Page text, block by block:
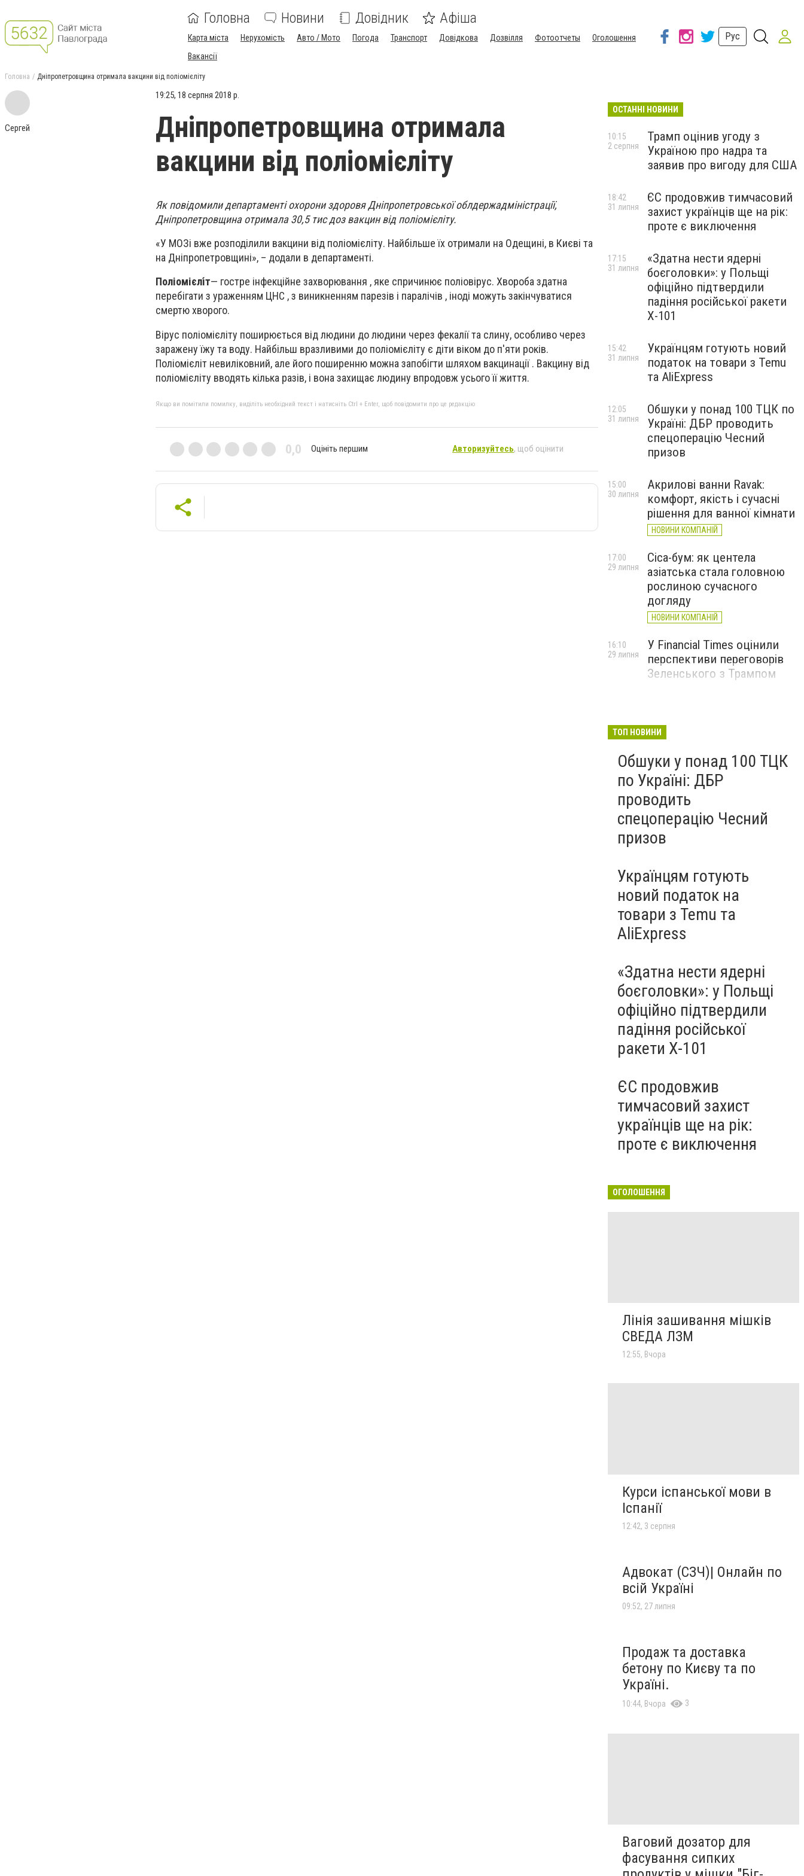
Головна Новини Довідник Афіша
Карта міста Нерухомість Авто / Мото Погода Транспорт Довідкова Дозвілля Фотоотчеты
Оголошення
Вакансії
Рус
Головна Дніпропетровщина отримала вакцини від поліомієліту
Сергей
19:25, 18 серпня 2018 р.
Дніпропетровщина отримала
вакцини від поліомієліту
Як повідомили департаменті охорони здоровя Дніпропетровської облдержадміністрації,
Дніпропетровщина отримала 30,5 тис доз вакцин від поліомієліту.
«У МОЗі вже розподілили вакцини від поліомієліту. Найбільше їх отримали на Одещині, в Києві та
на Дніпропетровщині», – додали в департаменті.
Поліомієлі́т— гостре інфекційне захворювання , яке спричинює поліовірус. Хвороба здатна
перебігати з ураженням ЦНС , з виникненням парезів і паралічів , іноді можуть закінчуватися
смертю хворого.
Вірус поліомієліту поширюється від людини до людини через фекалії та слину, особливо через
заражену їжу та воду. Найбільш вразливими до поліомієліту є діти віком до п'яти років.
Поліомієліт невиліковний, але його поширенню можна запобігти шляхом вакцинації . Вакцину від
поліомієліту вводять кілька разів, і вона захищає людину впродовж усього її життя.
Якщо ви помітили помилку, виділіть необхідний текст і натисніть Ctrl + Enter, щоб повідомити про це редакцію
0,0 Оцініть першим Авторизуйтесь, щоб оцінити
ОСТАННІ НОВИНИ
Трамп оцінив угоду з
Україною про надра та
заявив про вигоду для США
10:15
2 серпня
ЄС продовжив тимчасовий
захист українців ще на рік:
проте є виключення
18:42
31 липня
«Здатна нести ядерні
боєголовки»: у Польщі
офіційно підтвердили
падіння російської ракети
Х-101
17:15
31 липня
Українцям готують новий
податок на товари з Temu
та AliExpress
15:42
31 липня
Обшуки у понад 100 ТЦК по
Україні: ДБР проводить
спецоперацію Чесний
призов
12:05
31 липня
Акрилові ванни Ravak:
комфорт, якість і сучасні
рішення для ванної кімнати
НОВИНИ КОМПАНІЙ
15:00
30 липня
Cica-бум: як центела
азіатська стала головною
рослиною сучасного
догляду
НОВИНИ КОМПАНІЙ
17:00
29 липня
У Financial Times оцінили
перспективи переговорів
Зеленського з Трампом
16:10
29 липня
ТОП НОВИНИ
Обшуки у понад 100 ТЦК
по Україні: ДБР
проводить
спецоперацію Чесний
призов
Українцям готують
новий податок на
товари з Temu та
AliExpress
«Здатна нести ядерні
боєголовки»: у Польщі
офіційно підтвердили
падіння російської
ракети Х-101
ЄС продовжив
тимчасовий захист
українців ще на рік:
проте є виключення
ОГОЛОШЕННЯ
Лінія зашивання мішків
СВЕДА ЛЗМ
12:55, Вчора
Курси іспанської мови в
Іспанії
12:42, 3 серпня
Адвокат (СЗЧ)| Онлайн по
всій Україні
09:52, 27 липня
Продаж та доставка
бетону по Києву та по
Україні.
10:44, Вчора 3
Ваговий дозатор для
фасування сипких